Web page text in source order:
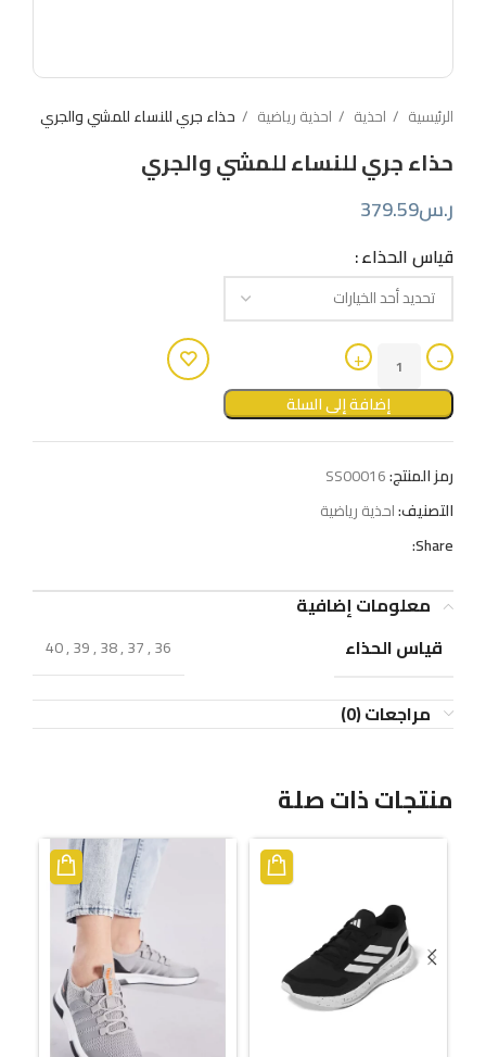
الرئيسية احذية احذية رياضية حذاء جري للنساء للمشي والجري
حذاء جري للنساء للمشي والجري
ر.س379.59
قياس الحذاء
إضافة إلى السلة
رمز المنتج:SS00016
التصنيف:احذية رياضية
Share:
معلومات إضافية
قياس الحذاء
36
,
37
,
38
,
39
,
40
مراجعات (0)
منتجات ذات صلة